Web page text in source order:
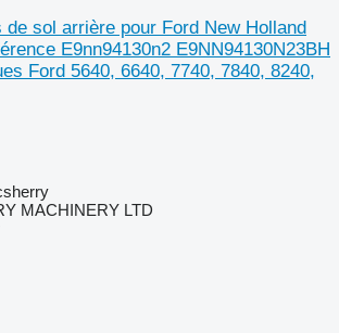
de sol arrière pour Ford New Holland
E9nn94130n2 E9NN94130N23BH
Ford 5640, 6640, 7740, 7840, 8240,
MACHINERY LTD